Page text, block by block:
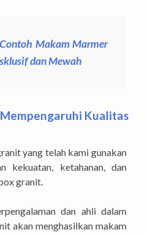
Contoh Makam Marmer
dan Mewah
Kualitas
yang telah kami gunakan
kekuatan, ketahanan, dan
granit.
dan ahli dalam
akan menghasilkan makam